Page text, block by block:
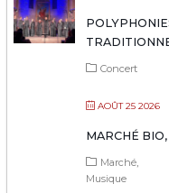
Concert
AOÛT 25 2026
MARCHÉ
Marché
Musique